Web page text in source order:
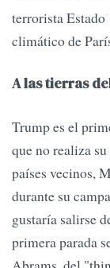
terrorista
climático de
A las tierras
Trump es el
que no realiza
países vecinos,
durante su
gustaría salirse
primera parada